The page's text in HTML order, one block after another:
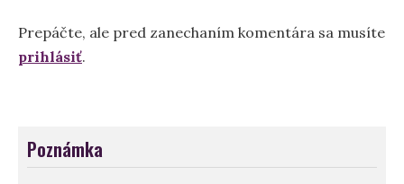
Prepáčte, ale pred zanechaním komentára sa musíte
prihlásiť.
Poznámka